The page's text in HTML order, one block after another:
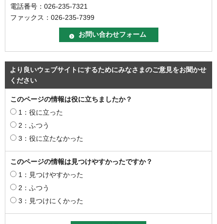
電話番号：026-235-7321
ファックス：026-235-7399
より良いウェブサイトにするためにみなさまのご意見をお聞かせ
ください
このページの情報は役に立ちましたか？
1：役に立った
2：ふつう
3：役に立たなかった
このページの情報は見つけやすかったですか？
1：見つけやすかった
2：ふつう
3：見つけにくかった